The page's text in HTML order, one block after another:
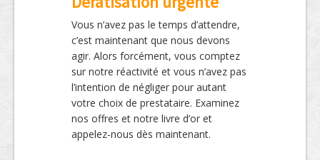
Vous n’avez pas le temps d’attendre,
c’est maintenant que nous devons
agir. Alors forcément, vous comptez
sur notre réactivité et vous n’avez pas
l’intention de négliger pour autant
votre choix de prestataire. Examinez
nos offres et notre livre d’or et
appelez-nous dès maintenant.